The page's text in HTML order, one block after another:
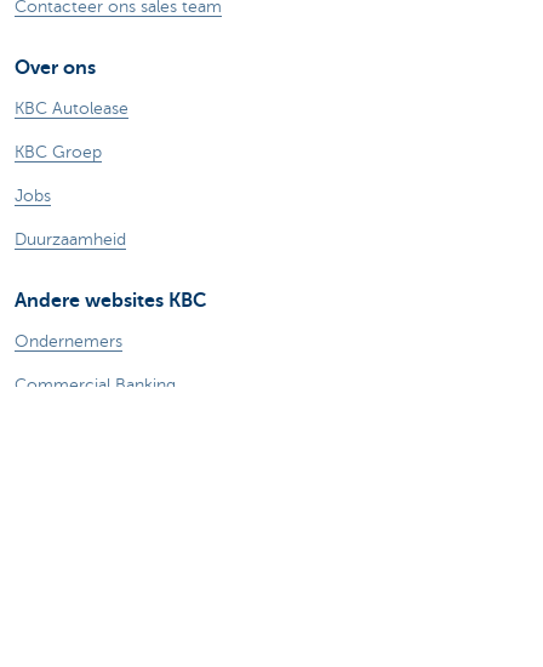
Contacteer ons sales team
Over ons
KBC Autolease
KBC Groep
Jobs
Duurzaamheid
Andere websites KBC
Ondernemers
Commercial Banking